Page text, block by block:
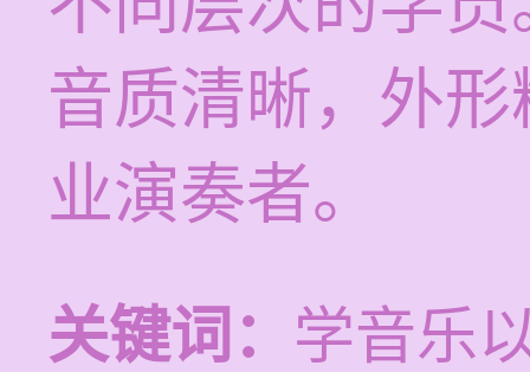
音质清晰，外
业演奏者。
关键词： 学音乐